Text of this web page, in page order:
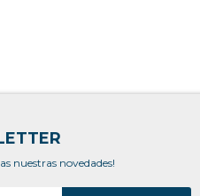
nuestras novedades!